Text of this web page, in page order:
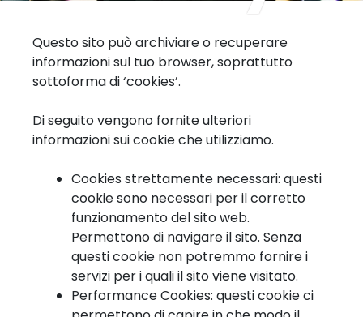
Questo sito può archiviare o recuperare
informazioni sul tuo browser, soprattutto
sottoforma di ‘cookies’.
Di seguito vengono fornite ulteriori
informazioni sui cookie che utilizziamo.
Cookies strettamente necessari: questi
cookie sono necessari per il corretto
funzionamento del sito web.
Permettono di navigare il sito. Senza
questi cookie non potremmo fornire i
servizi per i quali il sito viene visitato.
Performance Cookies: questi cookie ci